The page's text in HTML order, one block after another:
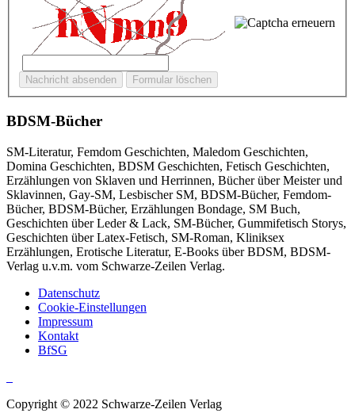
BDSM-Bücher
SM-Literatur, Femdom Geschichten, Maledom Geschichten,
Domina Geschichten, BDSM Geschichten, Fetisch Geschichten,
Erzählungen von Sklaven und Herrinnen, Bücher über Meister und
Sklavinnen, Gay-SM, Lesbischer SM, BDSM-Bücher, Femdom-
Bücher, BDSM-Bücher, Erzählungen Bondage, SM Buch,
Geschichten über Leder & Lack, SM-Bücher, Gummifetisch Storys,
Geschichten über Latex-Fetisch, SM-Roman, Kliniksex
Erzählungen, Erotische Literatur, E-Books über BDSM, BDSM-
Verlag u.v.m. vom Schwarze-Zeilen Verlag.
Datenschutz
Cookie-Einstellungen
Impressum
Kontakt
BfSG
Copyright © 2022 Schwarze-Zeilen Verlag